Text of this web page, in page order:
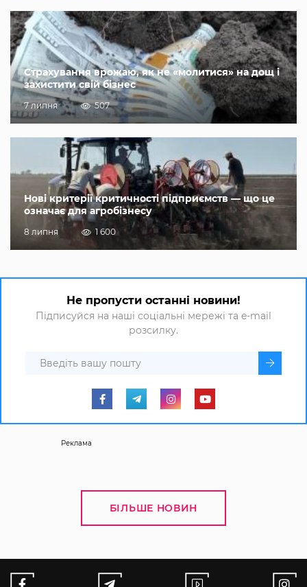
Страхування врожаю, як не «молитися» на дощ і
захистити свій бізнес
7 липня 507
Нові критерії критичності підприємств — що це
означає для агробізнесу
8 липня 1 600
Не пропусти останні новини!
Підписуйся на наші соціальні мережі та e-mail
розсилку.
Реклама
БІЛЬШЕ НОВИН